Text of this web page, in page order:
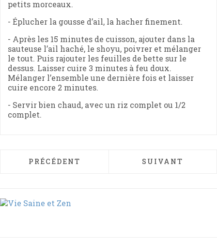
petits morceaux.
- Éplucher la gousse d’ail, la hacher finement.
- Après les 15 minutes de cuisson, ajouter dans la
sauteuse l’ail haché, le shoyu, poivrer et mélanger
le tout. Puis rajouter les feuilles de bette sur le
dessus. Laisser cuire 3 minutes à feu doux.
Mélanger l’ensemble une dernière fois et laisser
cuire encore 2 minutes.
- Servir bien chaud, avec un riz complet ou 1/2
complet.
ARTICLE PRÉCÉDENT : CURRY
PRÉCÉDENT ARTICLE
SUIVANT